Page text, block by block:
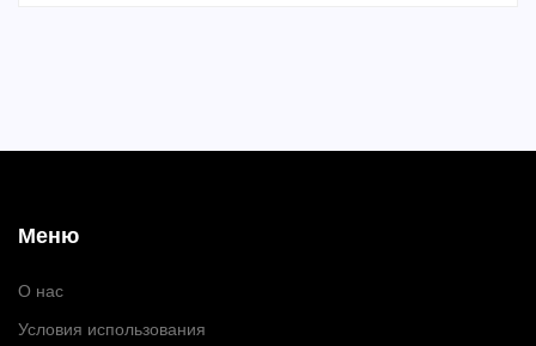
Меню
О нас
Условия использования